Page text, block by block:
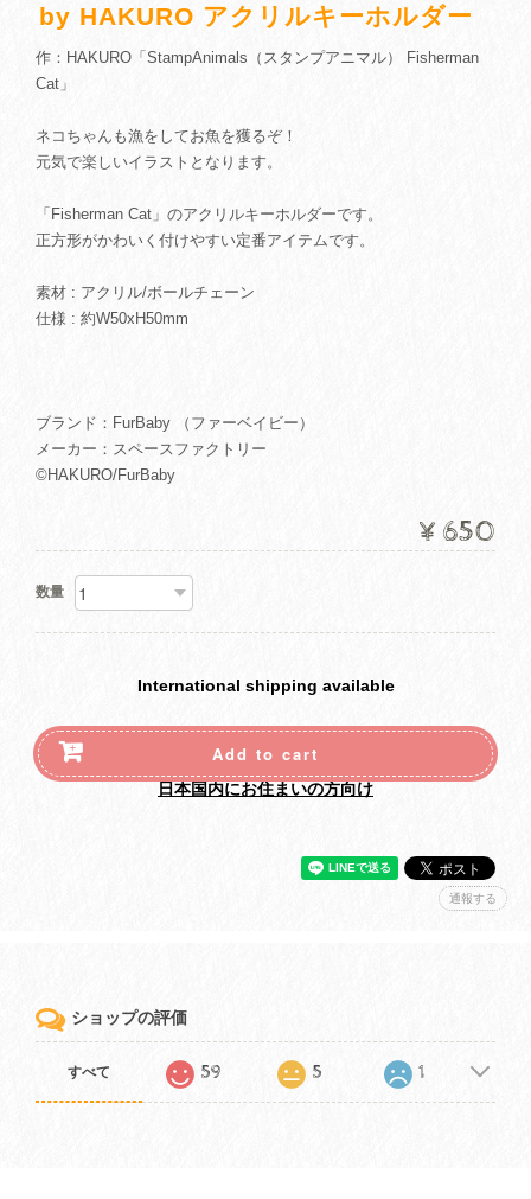
by HAKURO アクリルキーホルダー
作：HAKURO「StampAnimals（スタンプアニマル） Fisherman
Cat」
ネコちゃんも漁をしてお魚を獲るぞ！
元気で楽しいイラストとなります。
「Fisherman Cat」のアクリルキーホルダーです。
正方形がかわいく付けやすい定番アイテムです。
素材 : アクリル/ボールチェーン
仕様 : 約W50xH50mm
ブランド：FurBaby （ファーベイビー）
メーカー：スペースファクトリー
©HAKURO/FurBaby
¥650
数量
International shipping available
Add to cart
日本国内にお住まいの方向け
通報する
ショップの評価
すべて 59 5 1